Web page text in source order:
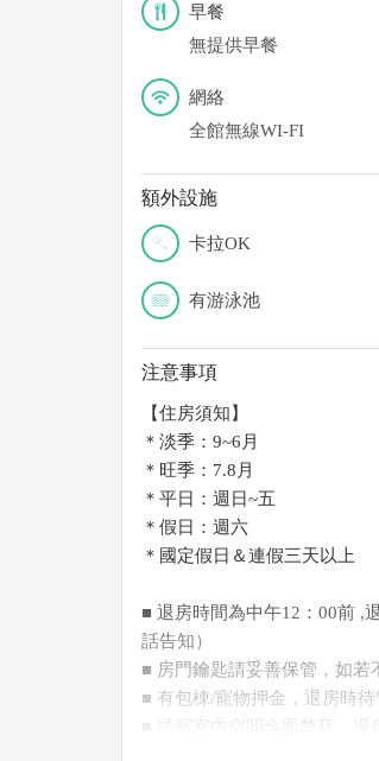
早餐
無提供早餐
網絡
全館無線WI-FI
額外設施
卡拉OK
有游泳池
注意事項
【住房須知】
＊淡季：9~6月
＊旺季：7.8月
＊平日：週日~五
＊假日：週六
＊國定假日＆連假三天以上
■ 退房時間為中午12：00前 ,
話告知）
■ 房門鑰匙請妥善保管，如若
■ 有包棟/寵物押金，退房時
■ 民宿室內空間全面禁菸，